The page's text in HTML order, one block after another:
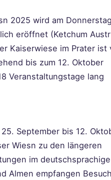
2025 wird am
eröffnet (Ketchum
Kaiserwiese im Prater ist
bis zum 12. Oktober
Veranstaltungstage lang
September bis 12.
Wiesn zu den längeren
im
Almen empfangen